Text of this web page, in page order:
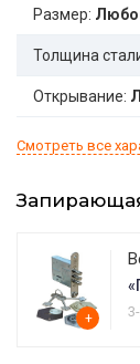
Размер:
Толщина
Открывание:
Смотреть все
+